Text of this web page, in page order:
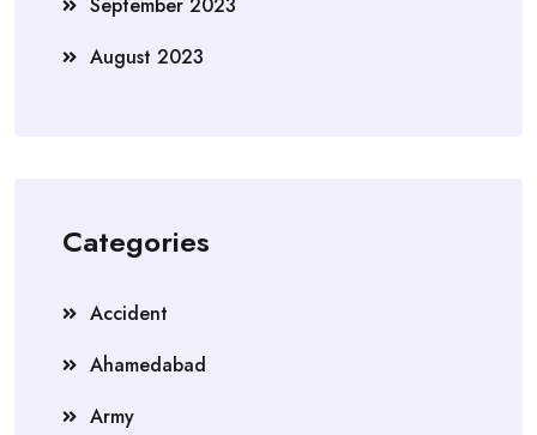
August 2023
Categories
Accident
Ahamedabad
Army